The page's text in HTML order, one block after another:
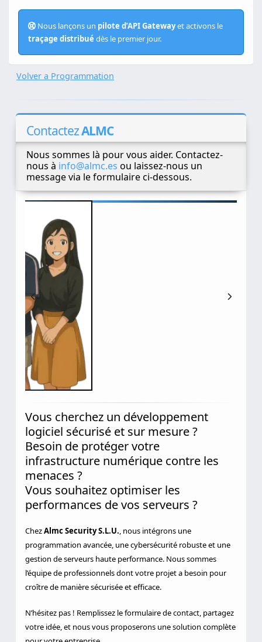
Nous lançons un pilote d’API Gatewayet activons le
traçage distribué dès le premier jour.
Volver a Programmation
ContactezALMC
Nous sommes là pour vous aider. Contactez-
nous à info@almc.es ou laissez-nous un
message via le formulaire ci-dessous.
Vous cherchez un développement
logiciel sécurisé et sur mesure ?
Besoin de protéger votre
infrastructure numérique contre les
menaces ?
Vous souhaitez optimiser les
performances de vos serveurs ?
ChezAlmc Security S.L.U., nous intégrons une
programmation avancée, une cybersécurité robuste et une
gestion de serveurs haute performance. Nous sommes
l’équipe de professionnels dont votre projet a besoin pour
N’hésitez pas ! Remplissez le formulaire de contact, partagez
votre idée, et nous vous proposerons une solution complète